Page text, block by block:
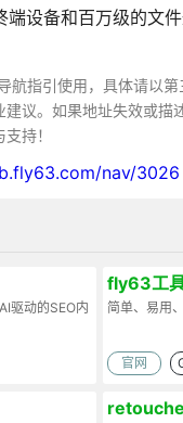
端设备和百万级的文
航指引使用，具体请以第
议。如果地址失效或描
持！
nav/3026
驱动的SEO内
fly63工
简单、易用
官网